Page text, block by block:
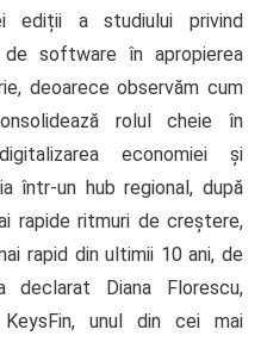
ediții a studiului privind
software în apropierea
deoarece observăm cum
rolul cheie în
economiei și
într-un hub regional, după
rapide ritmuri de creștere,
rapid din ultimii 10 ani, de
declarat Diana Florescu,
unul din cei mai